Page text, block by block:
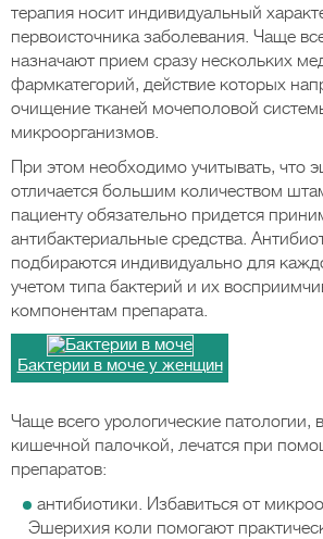
терапия носит индивидуальный
первоисточника заболевания. Чаще
назначают прием сразу нескольких
фармкатегорий, действие которых
очищение тканей мочеполовой
микроорганизмов.
При этом необходимо учитывать, что
отличается большим количеством
пациенту обязательно придется
антибактериальные средства.
подбираются индивидуально для
учетом типа бактерий и их
компонентам препарата.
Бактерии в моче у женщин
Чаще всего урологические патологии,
кишечной палочкой, лечатся при
препаратов:
антибиотики. Избавиться от
Эшерихия коли помогают